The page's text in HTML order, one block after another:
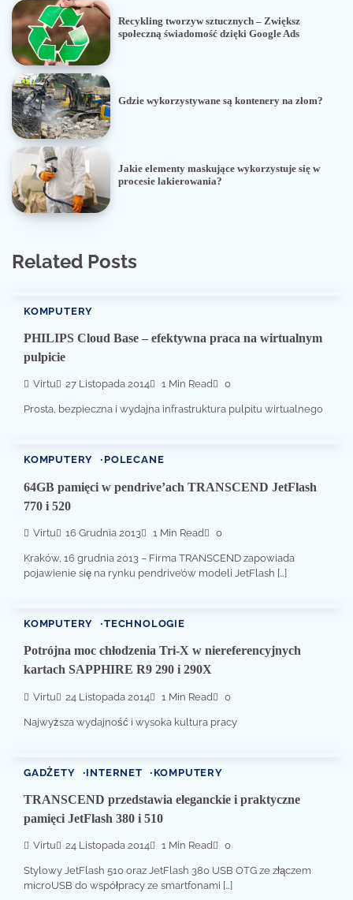
Recykling tworzyw sztucznych – Zwiększ
społeczną świadomość dzięki Google Ads
Gdzie wykorzystywane są kontenery na złom?
Jakie elementy maskujące wykorzystuje się w
procesie lakierowania?
Related Posts
KOMPUTERY
PHILIPS Cloud Base – efektywna praca na wirtualnym
pulpicie
Virtu 27 Listopada 2014 1 Min Read 0
Prosta, bezpieczna i wydajna infrastruktura pulpitu wirtualnego
KOMPUTERY POLECANE
64GB pamięci w pendrive’ach TRANSCEND JetFlash
770 i 520
Virtu 16 Grudnia 2013 1 Min Read 0
Kraków, 16 grudnia 2013 – Firma TRANSCEND zapowiada
pojawienie się na rynku pendrive’ów modeli JetFlash […]
KOMPUTERY TECHNOLOGIE
Potrójna moc chłodzenia Tri-X w niereferencyjnych
kartach SAPPHIRE R9 290 i 290X
Virtu 24 Listopada 2014 1 Min Read 0
Najwyższa wydajność i wysoka kultura pracy
GADŻETY INTERNET KOMPUTERY
TRANSCEND przedstawia eleganckie i praktyczne
pamięci JetFlash 380 i 510
Virtu 24 Listopada 2014 1 Min Read 0
Stylowy JetFlash 510 oraz JetFlash 380 USB OTG ze złączem
microUSB do współpracy ze smartfonami […]